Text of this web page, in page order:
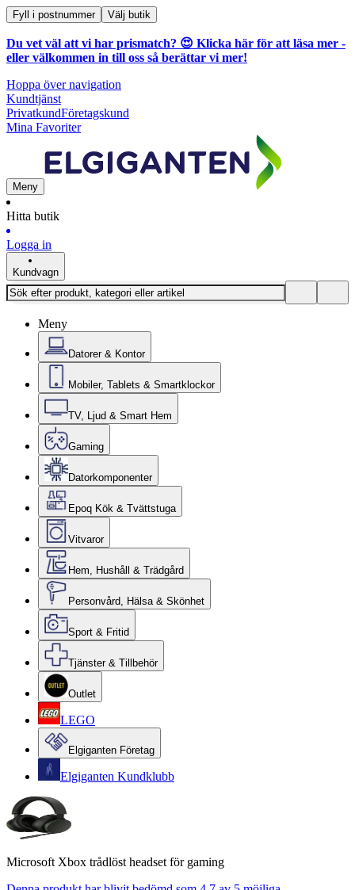
Fyll i postnummer Välj butik
Du vet väl att vi har prismatch? 😍 Klicka här för att läsa mer -
eller välkommen in till oss så berättar vi mer!
Hoppa över navigation
Kundtjänst
PrivatkundFöretagskund
Mina Favoriter
Meny
Hitta butik
Logga in
Kundvagn
Meny
Datorer & Kontor
Mobiler, Tablets & Smartklockor
TV, Ljud & Smart Hem
Gaming
Datorkomponenter
Epoq Kök & Tvättstuga
Vitvaror
Hem, Hushåll & Trädgård
Personvård, Hälsa & Skönhet
Sport & Fritid
Tjänster & Tillbehör
Outlet
LEGO
Elgiganten Företag
Elgiganten Kundklubb
Microsoft Xbox trådlöst headset för gaming